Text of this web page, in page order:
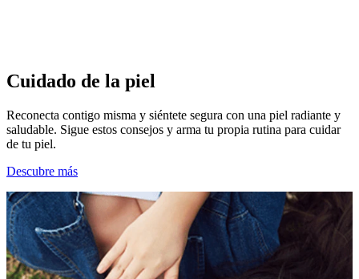
Cuidado de la piel
Reconecta contigo misma y siéntete segura con una piel radiante y
saludable. Sigue estos consejos y arma tu propia rutina para cuidar
de tu piel.
Descubre más